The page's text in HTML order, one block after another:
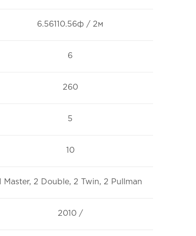
6.56110.56ф / 2м
6
260
5
10
1 Master, 2 Double, 2 Twin, 2 Pullman
2010 /